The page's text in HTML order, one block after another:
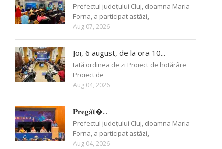
Prefectul județului Cluj, doamna Maria
Forna, a participat astăzi,
Aug 07, 2026
Joi, 6 august, de la ora 10...
Iată ordinea de zi Proiect de hotărâre
Proiect de
Aug 04, 2026
𝐏𝐫𝐞𝐠𝐚̆𝐭�...
Prefectul județului Cluj, doamna Maria
Forna, a participat astăzi,
Aug 04, 2026